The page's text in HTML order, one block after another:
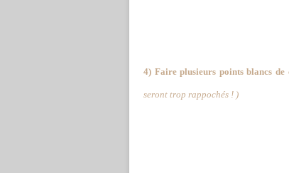
4) Faire plusieurs points blancs de
seront trop rappochés ! )